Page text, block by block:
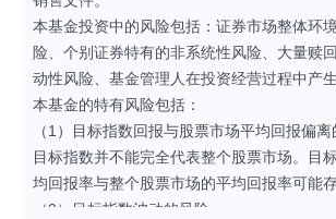
本基金投资中的风险包括：证券市场整体环
险、个别证券特有的非系统性风险、大量赎
动性风险、基金管理人在投资经营过程中产
本基金的特有风险包括：
（1）目标指数回报与股票市场平均回报偏
目标指数并不能完全代表整个股票市场。目
均回报率与整个股票市场的平均回报率可能存
（2）目标指数波动的风险